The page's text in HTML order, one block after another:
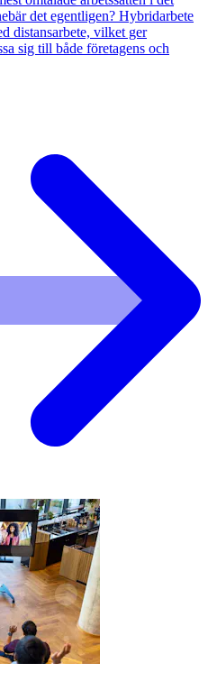
det egentligen? Hybridarbete
distansarbete, vilket ger
sig till både företagens och